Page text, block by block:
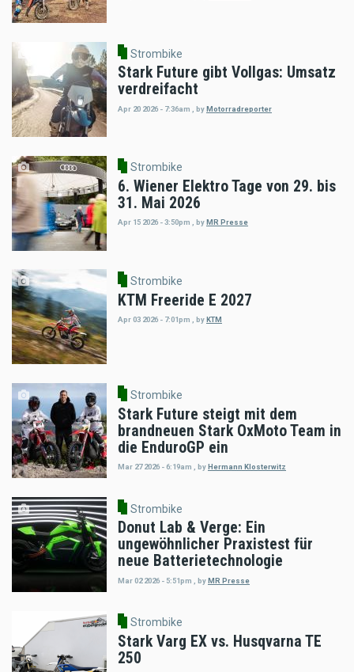
Strombike
Stark Future gibt Vollgas: Umsatz
verdreifacht
Apr 20 2026 - 7:36am byMotorradreporter
Strombike
6. Wiener Elektro Tage von 29. bis
31. Mai 2026
Apr 15 2026 - 3:50pm , by MR Presse
Strombike
KTM Freeride E 2027
Apr 03 2026 - 7:01pm , byKTM
Strombike
Stark Future steigt mit dem
brandneuen Stark OxMoto Team in
die EnduroGP ein
Mar 27 2026 - 6:19am byHermann Klosterwitz
Strombike
Donut Lab & Verge: Ein
ungewöhnlicher Praxistest für
neue Batterietechnologie
Mar 02 2026 - 5:51pm byMR Presse
Strombike
Stark Varg EX vs. Husqvarna TE
250